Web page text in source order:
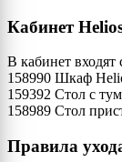
Кабинет
В кабинет
158990 Шкаф
159392 Стол с
158989 Стол
Правила